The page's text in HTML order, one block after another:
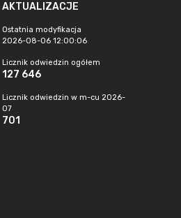
AKTUALIZACJE
Ostatnia modyfikacja
2026-08-06 12:00:06
Licznik odwiedzin ogółem
127 646
Licznik odwiedzin w m-cu 2026-
07
701